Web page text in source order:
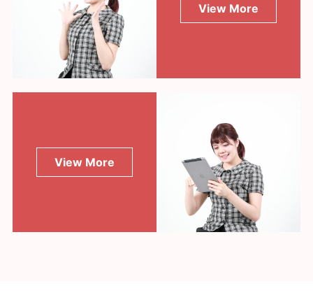
View More
View More